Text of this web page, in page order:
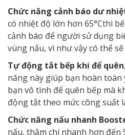
Chức năng cảnh báo dư
có nhiệt độ lớn hơn 65°Cthì
cảnh báo để người sử dụng
vùng nấu, vì như vậy có thể
Tự động tắt bếp khi để
năng này giúp bạn hoàn
bạn vô tình để quên bếp mà
động tắt theo mức công suất
Chức năng nấu nhanh
nấu, thậm chí nhanh hơn đến